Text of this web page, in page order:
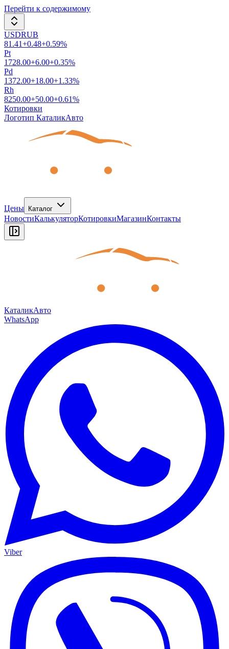
Перейти к содержимому
USDRUB
81.41+0.48+0.59%
Pt
1728.00+6.00+0.35%
Pd
1372.00+18.00+1.33%
Rh
8250.00+50.00+0.61%
Котировки
Логотип КаталикАвто
Цены Каталог
НовостиКалькуляторКотировкиМагазинКонтакты
КаталикАвто
WhatsApp
Viber